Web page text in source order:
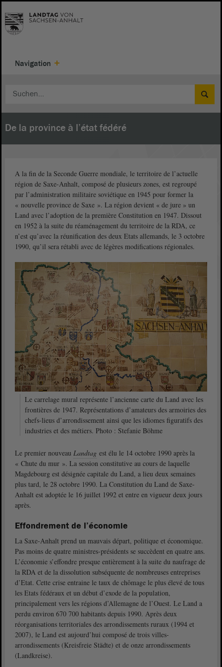
Navigation
De la province à l’état fédéré
A la fin de la Seconde Guerre mondiale, le territoire de l’actuelle
région de Saxe-Anhalt, composé de plusieurs zones, est regroupé
par l’administration militaire soviétique en 1945 pour former la
« nouvelle province de Saxe ». La région devient « de jure » un
Land avec l’adoption de la première Constitution en 1947. Dissout
en 1952 à la suite du réaménagement du territoire de la RDA, ce
n’est qu’avec la réunification des deux Etats allemands, le 3 octobre
1990, qu’il sera rétabli avec de légères modifications régionales.
Le carrelage mural représente l’ancienne carte du Land avec les
frontières de 1947. Représentations d’amateurs des armoiries des
chefs-lieus d’arrondissement ainsi que les idiomes figuratifs des
industries et des métiers. Photo : Stefanie Böhme
Le premier nouveau Landtag est élu le 14 octobre 1990 après la
« Chute du mur ». La session constitutive au cours de laquelle
Magdebourg est désignée capitale du Land, a lieu deux semaines
plus tard, le 28 octobre 1990. La Constitution du Land de Saxe-
Anhalt est adoptée le 16 juillet 1992 et entre en vigueur deux jours
après.
Effondrement de l’économie
La Saxe-Anhalt prend un mauvais départ, politique et économique.
Pas moins de quatre ministres-présidents se succèdent en quatre ans.
L’économie s’effondre presque entièrement à la suite du naufrage de
la RDA et de la dissolution subséquente de nombreuses entreprises
d’Etat. Cette crise entraine le taux de chômage le plus élevé de tous
les Etats fédéraux et un début d’exode de la population,
principalement vers les régions d’Allemagne de l’Ouest. Le Land a
perdu environ 670 700 habitants depuis 1990. Après deux
réorganisations territoriales des arrondissements ruraux (1994 et
2007), le Land est aujourd’hui composé de trois villes-
arrondissements (Kreisfreie Städte) et de onze arrondissements
(Landkreise).